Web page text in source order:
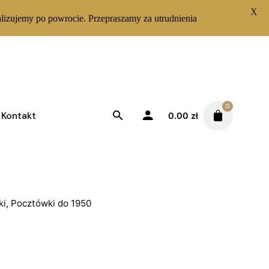
Kontakt 0.00 zł
0
, Pocztówki do 1950
po powrocie. Przepraszamy za utrudnienia
X